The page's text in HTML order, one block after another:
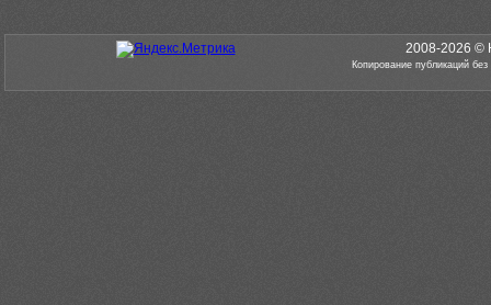
2008-2026 ©
Копирование публикаций